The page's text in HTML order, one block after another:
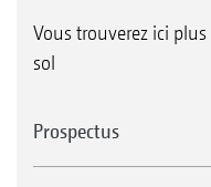
Vous trouverez ici
sol
Prospectus